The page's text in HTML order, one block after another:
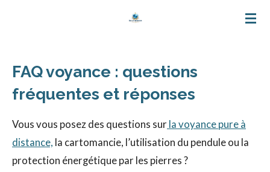
principal
FAQ voyance : questions
fréquentes et réponses
Vous vous posez des questions sur la voyance pure à
distance, la cartomancie, l’utilisation du pendule ou la
protection énergétique par les pierres ?